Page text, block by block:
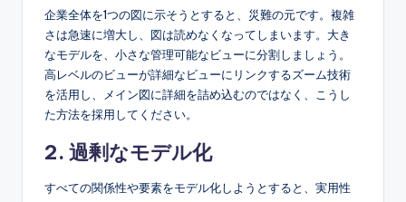
企業全体を1つの図に示そうとすると、災難の元です。複雑
さは急速に増大し、図は読めなくなってしまいます。大き
なモデルを、小さな管理可能なビューに分割しましょう。
高レベルのビューが詳細なビューにリンクするズーム技術
を活用し、メイン図に詳細を詰め込むのではなく、こうし
た方法を採用してください。
2. 過剰なモデル化
すべての関係性や要素をモデル化しようとすると、実用性